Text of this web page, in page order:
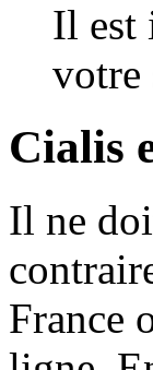
Il est
votre
Cialis
Il ne
France